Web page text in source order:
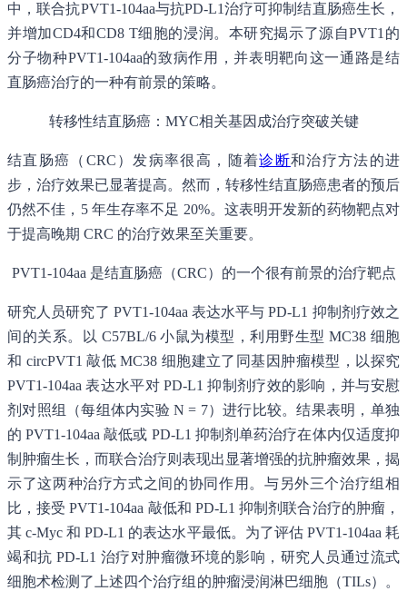
中，联合抗PVT1-104aa与抗PD-L1治疗可抑制结直肠癌生长，
并增加CD4和CD8 T细胞的浸润。本研究揭示了源自PVT1的
分子物种PVT1-104aa的致病作用，并表明靶向这一通路是结
直肠癌治疗的一种有前景的策略。
转移性结直肠癌：MYC相关基因成治疗突破关键
结直肠癌（CRC）发病率很高，随着诊断和治疗方法的进
步，治疗效果已显著提高。然而，转移性结直肠癌患者的预后
仍然不佳，5 年生存率不足 20%。这表明开发新的药物靶点对
于提高晚期 CRC 的治疗效果至关重要。
PVT1-104aa 是结直肠癌（CRC）的一个很有前景的治疗靶点
研究人员研究了 PVT1-104aa 表达水平与 PD-L1 抑制剂疗效之
间的关系。以 C57BL/6 小鼠为模型，利用野生型 MC38 细胞
和 circPVT1 敲低 MC38 细胞建立了同基因肿瘤模型，以探究
PVT1-104aa 表达水平对 PD-L1 抑制剂疗效的影响，并与安慰
剂对照组（每组体内实验 N = 7）进行比较。结果表明，单独
的 PVT1-104aa 敲低或 PD-L1 抑制剂单药治疗在体内仅适度抑
制肿瘤生长，而联合治疗则表现出显著增强的抗肿瘤效果，揭
示了这两种治疗方式之间的协同作用。与另外三个治疗组相
比，接受 PVT1-104aa 敲低和 PD-L1 抑制剂联合治疗的肿瘤，
其 c-Myc 和 PD-L1 的表达水平最低。为了评估 PVT1-104aa 耗
竭和抗 PD-L1 治疗对肿瘤微环境的影响，研究人员通过流式
细胞术检测了上述四个治疗组的肿瘤浸润淋巴细胞（TILs）。